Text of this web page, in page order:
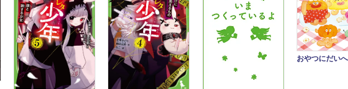
おやつにだい